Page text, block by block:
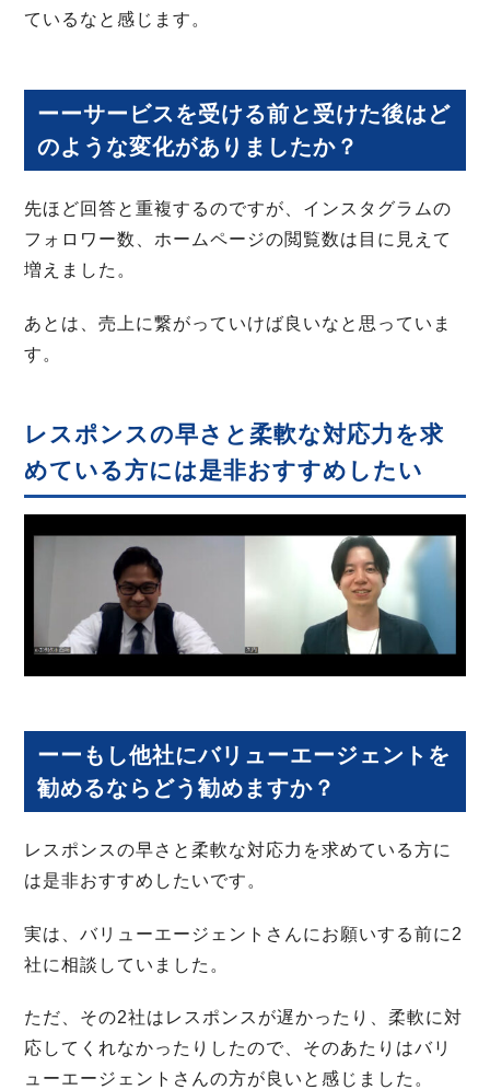
ているなと感じます。
ーーサービスを受ける前と受けた後はど
のような変化がありましたか？
先ほど回答と重複するのですが、インスタグラムの
フォロワー数、ホームページの閲覧数は目に見えて
増えました。
あとは、売上に繋がっていけば良いなと思っていま
す。
レスポンスの早さと柔軟な対応力を求
めている方には是非おすすめしたい
ーーもし他社にバリューエージェントを
勧めるならどう勧めますか？
レスポンスの早さと柔軟な対応力を求めている方に
は是非おすすめしたいです。
実は、バリューエージェントさんにお願いする前に2
社に相談していました。
ただ、その2社はレスポンスが遅かったり、柔軟に対
応してくれなかったりしたので、そのあたりはバリ
ューエージェントさんの方が良いと感じました。